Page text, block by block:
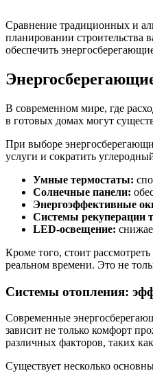
Сравнение традиционных и
планировании строительства
обеспечить
В современном мире, где
в готовых домах могут
При выборе
услуги и сократить
Умные термостаты:
Солнечные панели:
Энергоэффективные
Системы рекуперации
LED-освещение:
Кроме того, стоит
реальном времени. Это не
Системы отопления:
Современные
зависит не только комфорт
различных факторов, таких
Существует несколько